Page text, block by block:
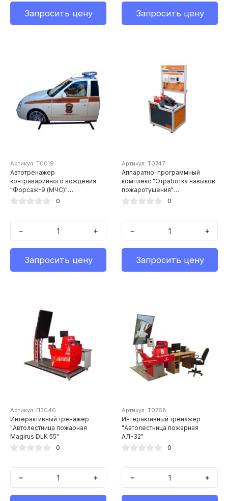
Запросить цену Запросить цену
Артикул: Т0019
Автотренажер
контраварийного вождения
"Форсаж-9 (МЧС)"
(оригинальный кузов
динамическую платформу)
0
− +
Запросить цену
Артикул: Т0747
Аппаратно-программный
комплекс "Отработка навыков
пожаротушения"
(практические занятия с
0
− +
Запросить цену
Артикул: П3046
Интерактивный тренажер
"Автолестница пожарная
Magirus DLK 55"
0
− +
Артикул: Т0768
Интерактивный тренажер
"Автолестница пожарная
АЛ-32"
0
− +